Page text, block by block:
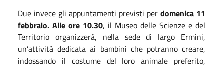
Due invece gli appuntamenti previsti per domenica 11
febbraio. Alle ore 10.30, il Museo delle Scienze e del
Territorio organizzerà, nella sede di largo Ermini,
un’attività dedicata ai bambini che potranno creare,
indossando il costume del loro animale preferito,